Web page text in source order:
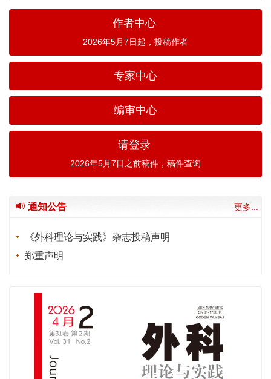
作者中心
2026年5月7日起，投稿作者
专家中心
编审中心
请登录
2026年5月7日之前稿件，稿件查询
通知公告 更多...
《外科理论与实践》杂志投稿声明
郑重声明